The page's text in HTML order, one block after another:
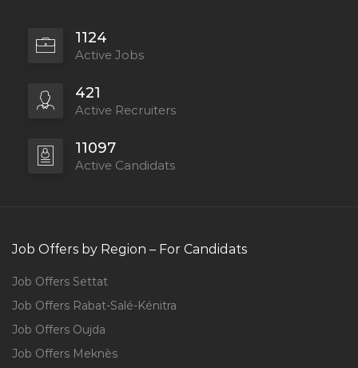
1124
Active Jobs
421
Active Recruiters
11097
Active Candidats
Job Offers by Region – For Candidats
Job Offers Settat
Job Offers Rabat-Salé-Kénitra
Job Offers Oujda
Job Offers Meknès